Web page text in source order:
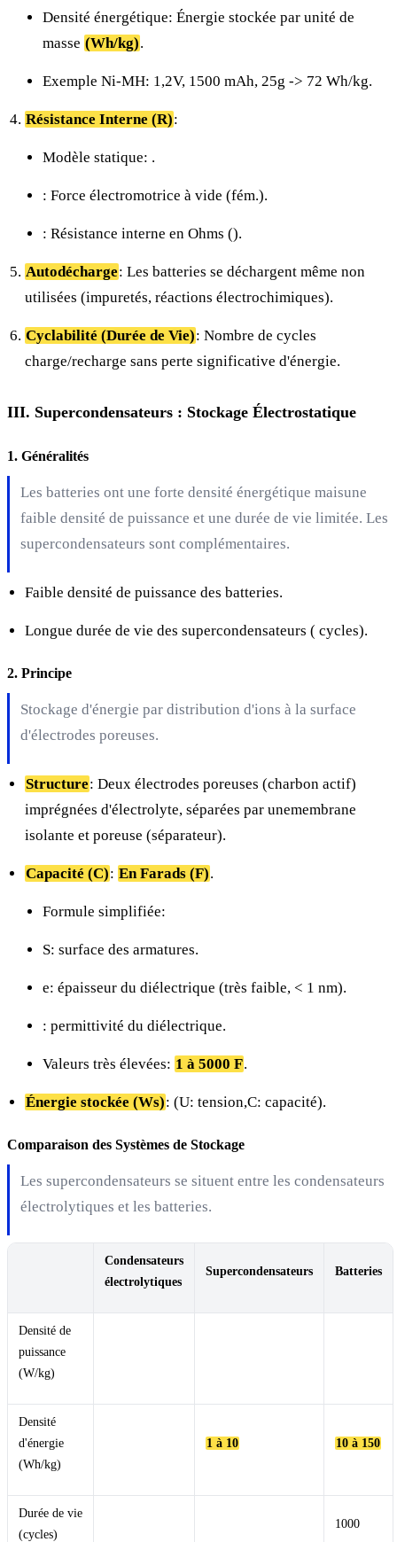
Densité énergétique: Énergie stockée par unité de
masse (Wh/kg).
Exemple Ni-MH: 1,2V, 1500 mAh, 25g -> 72 Wh/kg.
Résistance Interne (R):
Modèle statique: .
: Force électromotrice à vide (fém.).
: Résistance interne en Ohms ().
Autodécharge: Les batteries se déchargent même non
utilisées (impuretés, réactions électrochimiques).
Cyclabilité (Durée de Vie): Nombre de cycles
charge/recharge sans perte significative d'énergie.
III. Supercondensateurs : Stockage Électrostatique
1. Généralités
Les batteries ont une forte densité énergétique maisune
faible densité de puissance et une durée de vie limitée. Les
supercondensateurs sont complémentaires.
Faible densité de puissance des batteries.
Longue durée de vie des supercondensateurs ( cycles).
2. Principe
Stockage d'énergie par distribution d'ions à la surface
d'électrodes poreuses.
Structure: Deux électrodes poreuses (charbon actif)
imprégnées d'électrolyte, séparées par unemembrane
isolante et poreuse (séparateur).
Capacité (C): En Farads (F).
Formule simplifiée:
S: surface des armatures.
e: épaisseur du diélectrique (très faible, < 1 nm).
: permittivité du diélectrique.
Valeurs très élevées: 1 à 5000 F.
Énergie stockée (Ws): (U: tension,C: capacité).
Comparaison des Systèmes de Stockage
Les supercondensateurs se situent entre les condensateurs
électrolytiques et les batteries.
Condensateurs
électrolytiques
Supercondensateurs Batteries
Densité de
puissance
(W/kg)
Densité
d'énergie
(Wh/kg)
1 à 10 10 à 150
Durée de vie
(cycles)
1000